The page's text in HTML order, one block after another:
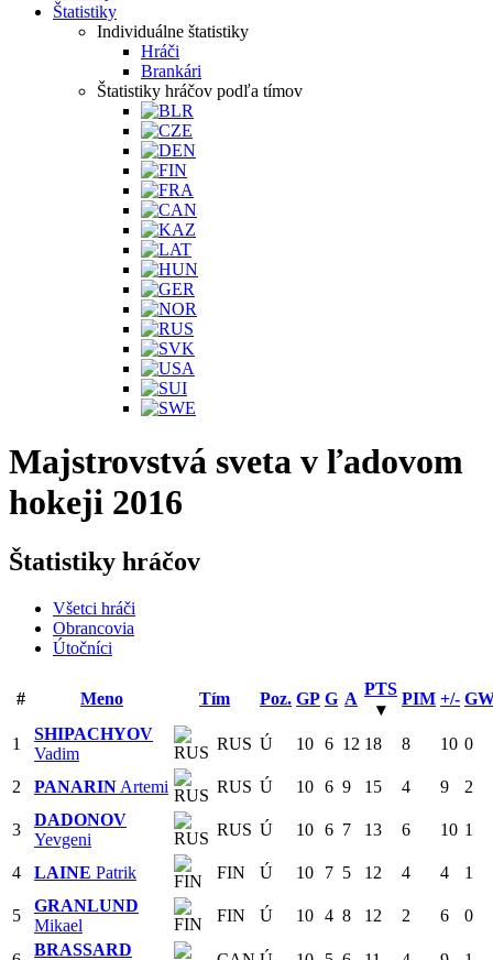
Štatistiky
Individuálne štatistiky
Hráči
Brankári
Štatistiky hráčov podľa tímov
Majstrovstvá sveta v ľadovom
hokeji 2016
Štatistiky hráčov
Všetci hráči
Obrancovia
Útočníci
# Meno Tím Poz. GP G A
PTS
▾
PIM +/-
1
SHIPACHYOV
Vadim
RUS Ú 10 6 12 18 8 10 0
2 PANARIN Artemi RUS Ú 10 6 9 15 4 9 2
3
DADONOV
Yevgeni
RUS Ú 10 6 7 13 6 10 1
4 LAINE Patrik FIN Ú 10 7 5 12 4 4 1
5
GRANLUND
Mikael
FIN Ú 10 4 8 12 2 6 0
BRASSARD